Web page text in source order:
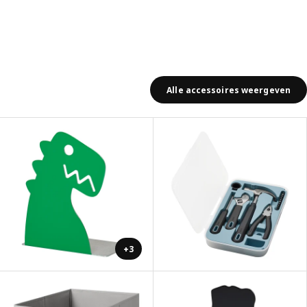
Alle accessoires weergeven
+3